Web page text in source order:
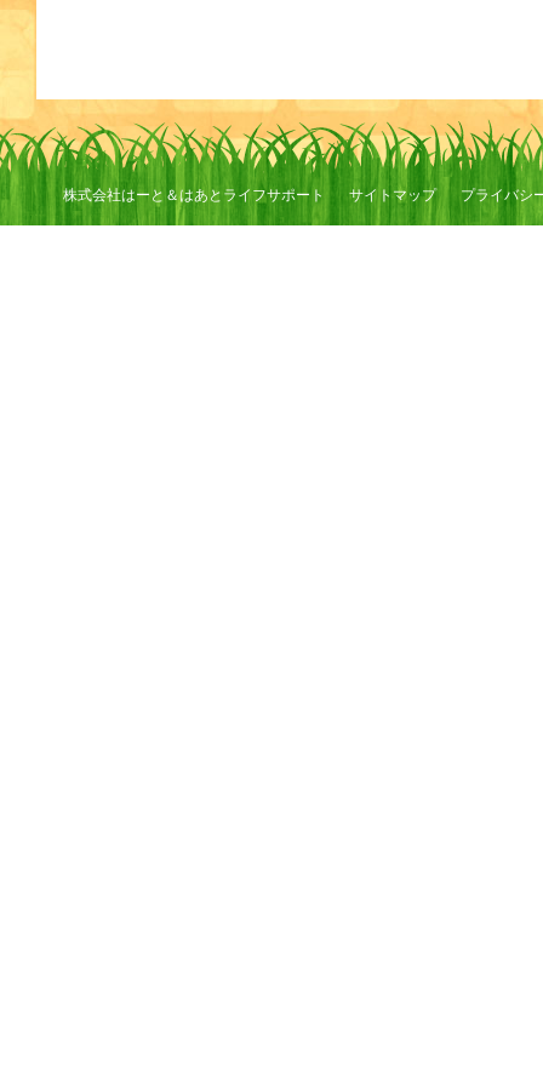
株式会社はーと＆はあとライフサポート サイトマップ プライバシ